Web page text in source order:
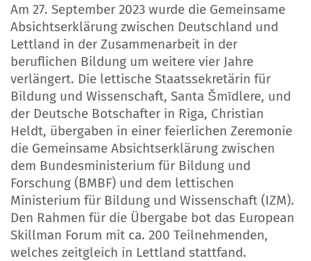
Am 27. September 2023 wurde die Gemeinsame
Absichtserklärung zwischen Deutschland und
Lettland in der Zusammenarbeit in der
beruflichen Bildung um weitere vier Jahre
verlängert. Die lettische Staatssekretärin für
Bildung und Wissenschaft, Santa Šmīdlere, und
der Deutsche Botschafter in Riga, Christian
Heldt, übergaben in einer feierlichen Zeremonie
die Gemeinsame Absichtserklärung zwischen
dem Bundesministerium für Bildung und
Forschung (BMBF) und dem lettischen
Ministerium für Bildung und Wissenschaft (IZM).
Den Rahmen für die Übergabe bot das European
Skillman Forum mit ca. 200 Teilnehmenden,
welches zeitgleich in Lettland stattfand.